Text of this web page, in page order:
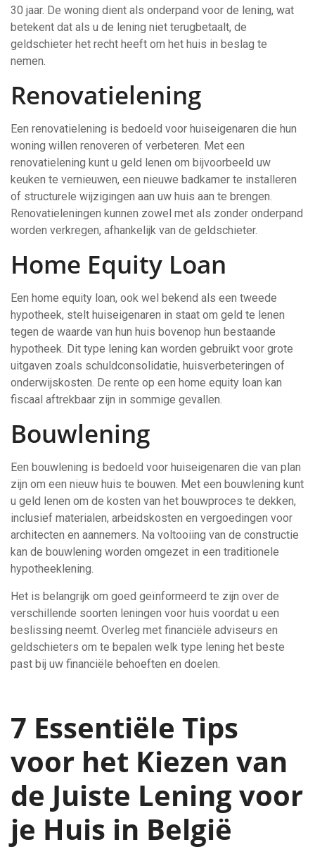
30 jaar. De woning dient als onderpand voor de lening, wat
betekent dat als u de lening niet terugbetaalt, de
geldschieter het recht heeft om het huis in beslag te
nemen.
Renovatielening
Een renovatielening is bedoeld voor huiseigenaren die hun
woning willen renoveren of verbeteren. Met een
renovatielening kunt u geld lenen om bijvoorbeeld uw
keuken te vernieuwen, een nieuwe badkamer te installeren
of structurele wijzigingen aan uw huis aan te brengen.
Renovatieleningen kunnen zowel met als zonder onderpand
worden verkregen, afhankelijk van de geldschieter.
Home Equity Loan
Een home equity loan, ook wel bekend als een tweede
hypotheek, stelt huiseigenaren in staat om geld te lenen
tegen de waarde van hun huis bovenop hun bestaande
hypotheek. Dit type lening kan worden gebruikt voor grote
uitgaven zoals schuldconsolidatie, huisverbeteringen of
onderwijskosten. De rente op een home equity loan kan
fiscaal aftrekbaar zijn in sommige gevallen.
Bouwlening
Een bouwlening is bedoeld voor huiseigenaren die van plan
zijn om een nieuw huis te bouwen. Met een bouwlening kunt
u geld lenen om de kosten van het bouwproces te dekken,
inclusief materialen, arbeidskosten en vergoedingen voor
architecten en aannemers. Na voltooiing van de constructie
kan de bouwlening worden omgezet in een traditionele
hypotheeklening.
Het is belangrijk om goed geïnformeerd te zijn over de
verschillende soorten leningen voor huis voordat u een
beslissing neemt. Overleg met financiële adviseurs en
geldschieters om te bepalen welk type lening het beste
past bij uw financiële behoeften en doelen.
7 Essentiële Tips
voor het Kiezen van
de Juiste Lening voor
je Huis in België